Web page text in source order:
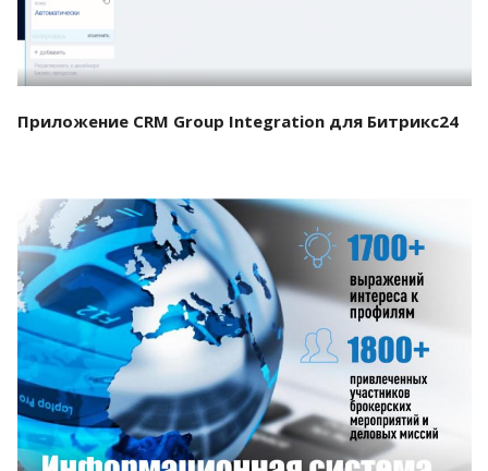
Приложение CRM Group Integration для Битрикс24
Смотреть проект